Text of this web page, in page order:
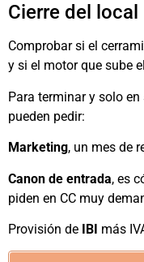
Cierre del local
Comprobar si el
y si el motor que sube
Para terminar y solo
pueden pedir:
Marketing, un mes de
Canon de entrada, es
piden en CC muy
Provisión de IBI más